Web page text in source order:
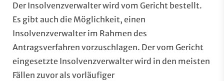
Der Insolvenzverwalter wird vom Gericht bestellt.
Es gibt auch die Möglichkeit, einen
Insolvenzverwalter im Rahmen des
Antragsverfahren vorzuschlagen. Der vom Gericht
eingesetzte Insolvenzverwalter wird in den meisten
Fällen zuvor als vorläufiger